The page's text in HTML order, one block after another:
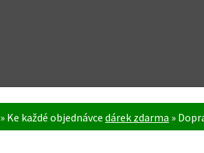
» Ke každé objednávcedárek zdarma »